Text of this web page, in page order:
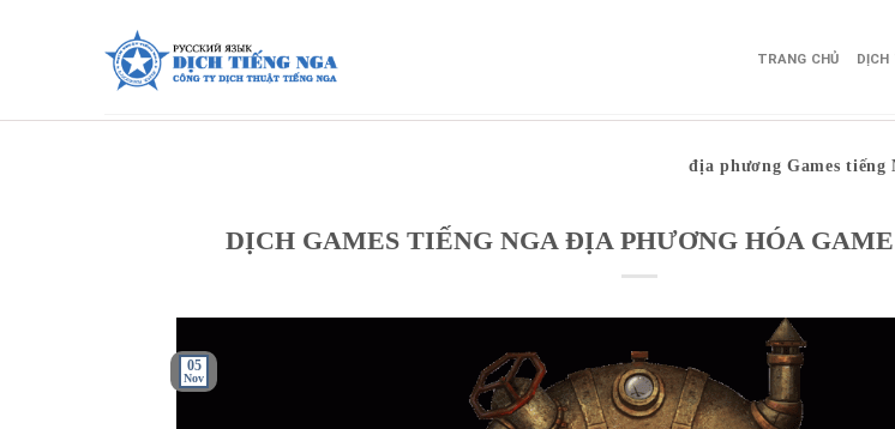
TRANG CHỦ DỊCH
địa phương Games tiếng
DỊCH GAMES TIẾNG NGA ĐỊA PHƯƠNG HÓA
05
Nov